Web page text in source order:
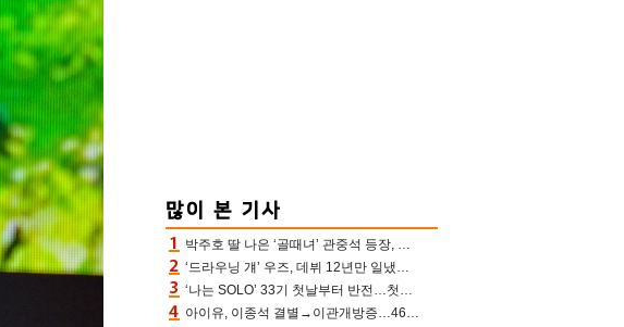
박주호 딸 나은 ‘골때녀’ 관중석 등장, 김민재 복제인간 보고 혼란 [결정적장면]
‘드라우닝 걔’ 우즈, 데뷔 12년만 일냈다…체조경기장 입성 확정
‘나는 SOLO’ 33기 첫날부터 반전…첫인상 0표 영호, 호감남 급부상
아이유, 이종석 결별→이관개방증…46장 꽉 채운 유애나 ♥ “열심히 사는 중”